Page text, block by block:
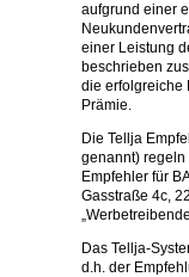
aufgrund einer
einer Leistung
beschrieben
die erfolgreiche
Prämie.
Die Tellja
genannt) regeln
Empfehler für
Gasstraße 4c,
Das Tellja-
d.h. der